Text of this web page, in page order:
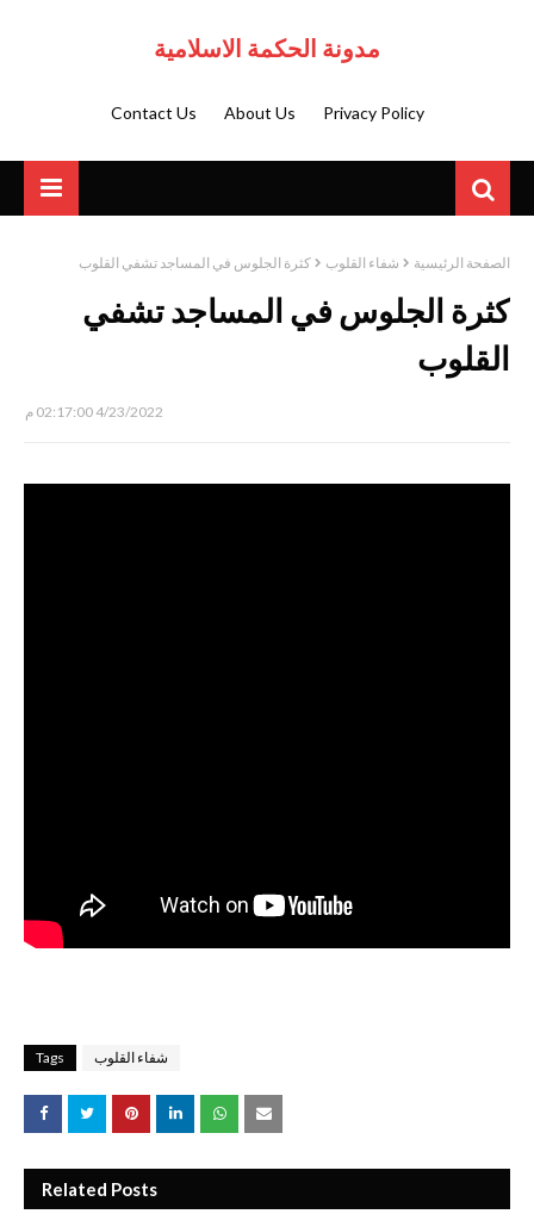
مدونة الحكمة الاسلامية
Privacy Policy
About Us
Contact Us
الصفحة الرئيسية شفاء القلوب كثرة الجلوس في المساجد تشفي القلوب
كثرة الجلوس في المساجد تشفي
القلوب
4/23/2022 02:17:00 م
Tags شفاء القلوب
Related Posts